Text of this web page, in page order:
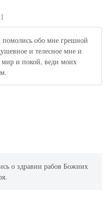
обо мне грешной
и телесное мне и
и покой, веди моих
о здравии рабов Божиих